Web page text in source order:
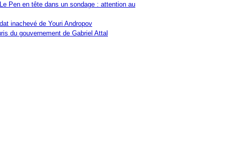
Pen en tête dans un sondage : attention au
inachevé de Youri Andropov
du gouvernement de Gabriel Attal